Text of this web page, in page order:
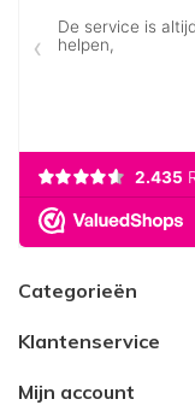
Categorieën
Klantenservice
Mijn account